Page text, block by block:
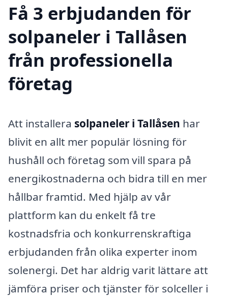
Få 3 erbjudanden för
solpaneler i Tallåsen
från professionella
företag
Att installera solpaneler i Tallåsen har
blivit en allt mer populär lösning för
hushåll och företag som vill spara på
energikostnaderna och bidra till en mer
hållbar framtid. Med hjälp av vår
plattform kan du enkelt få tre
kostnadsfria och konkurrenskraftiga
erbjudanden från olika experter inom
solenergi. Det har aldrig varit lättare att
jämföra priser och tjänster för solceller i